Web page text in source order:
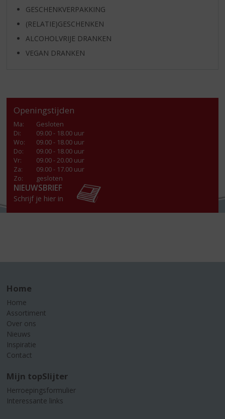
GESCHENKVERPAKKING
(RELATIE)GESCHENKEN
ALCOHOLVRIJE DRANKEN
VEGAN DRANKEN
Openingstijden
Ma:
Gesloten
Di:
09.00 - 18.00 uur
Wo:
09.00 - 18.00 uur
Do:
09.00 - 18.00 uur
Vr:
09.00 - 20.00 uur
Za:
09.00 - 17.00 uur
Zo:
gesloten
NIEUWSBRIEF
Schrijf je hier in
Home
Home
Assortiment
Over ons
Nieuws
Inspiratie
Contact
Mijn topSlijter
Herroepingsformulier
Interessante links